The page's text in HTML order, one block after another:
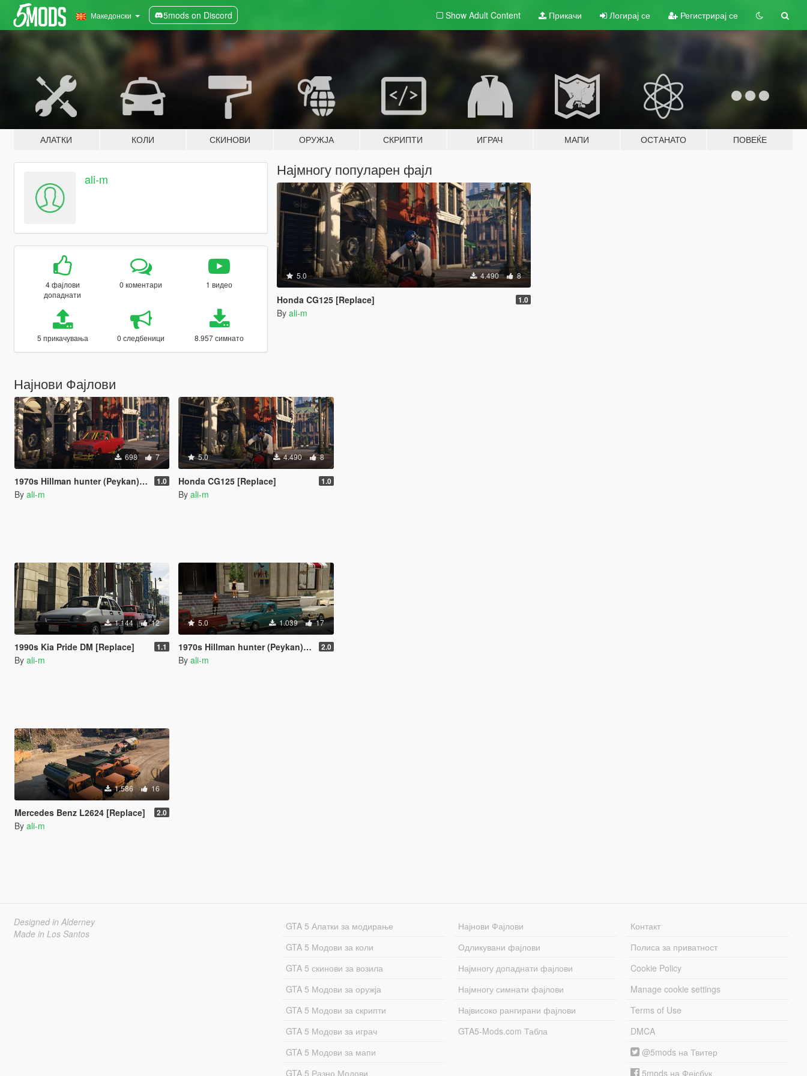
Македонски 5mods on Discord Show Adult Content Прикачи Логирај се Регистрирај се
АЛАТКИ КОЛИ СКИНОВИ ОРУЖЈА СКРИПТИ ИГРАЧ МАПИ ОСТАНАТО ПОВЕЌЕ
ali-m
4 фајлови
допаднати
0 коментари 1 видео
5 прикачувања 0 следбеници 8.957 симнато
Најмногу популарен фајл
5.0 4.490 8
Honda CG125 [Replace] 1.0
By ali-m
Најнови Фајлови
698 7
1970s Hillman hunter (Peykan) Monster Truck 1.0
By ali-m
5.0 4.490 8
Honda CG125 [Replace] 1.0
By ali-m
1.144 12
1990s Kia Pride DM [Replace] 1.1
By ali-m
5.0 1.039 17
1970s Hillman hunter (Peykan) Pickup 2.0
By ali-m
1.586 16
Mercedes Benz L2624 [Replace] 2.0
By ali-m
Designed in Alderney
Made in Los Santos
GTA 5 Алатки за модирање
GTA 5 Модови за коли
GTA 5 скинови за возила
GTA 5 Модови за оружја
GTA 5 Модови за скрипти
GTA 5 Модови за играч
GTA 5 Модови за мапи
GTA 5 Разно Модови
Најнови Фајлови
Одликувани фајлови
Најмногу допаднати фајлови
Најмногу симнати фајлови
Највисоко рангирани фајлови
GTA5-Mods.com Табла
Контакт
Полиса за приватност
Cookie Policy
Manage cookie settings
Terms of Use
DMCA
@5mods на Твитер
5mods на Фејсбук